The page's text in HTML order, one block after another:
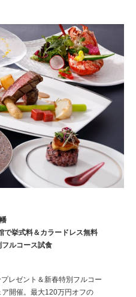
で挙式料＆カラードレス無料
ルコース試食
レゼント＆新春特別フルコー
開催。最大120万円オフの